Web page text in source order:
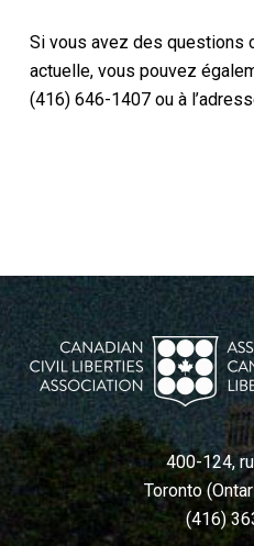
Si vous avez des questions
actuelle, vous pouvez
(416) 646-1407 ou à
400-124,
Toronto
(416)